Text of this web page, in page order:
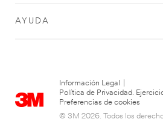
AYUDA
Información Legal
Política de Privacidad.
Preferencias de cookies
© 3M 2026. Todos los